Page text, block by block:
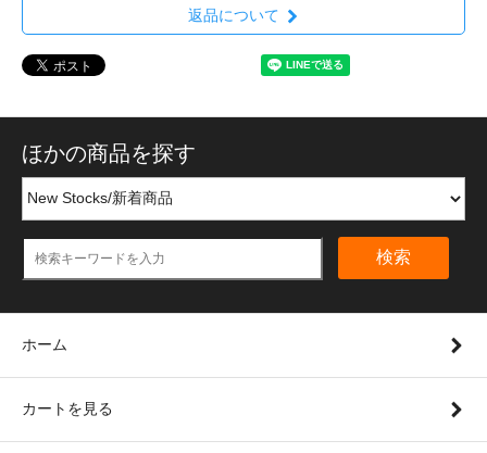
返品について
ほかの商品を探す
検索
ホーム
カートを見る